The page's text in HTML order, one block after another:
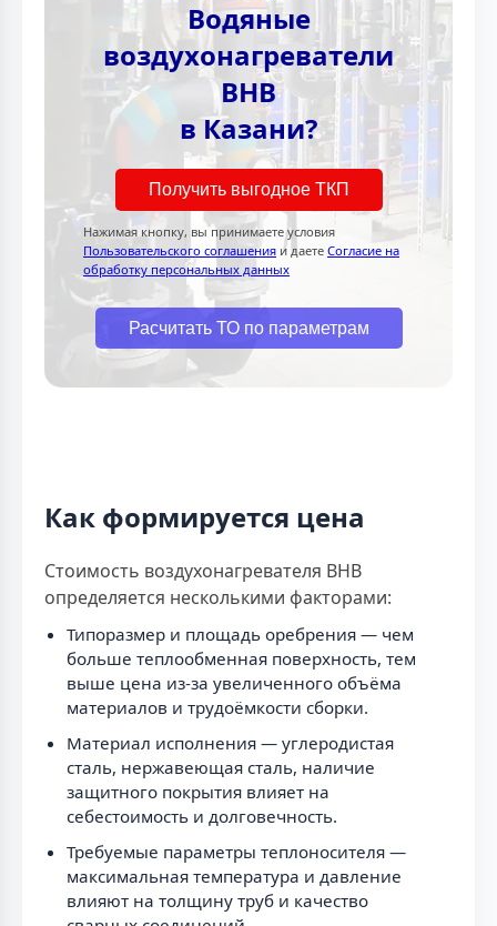
Водяные
воздухонагреватели
ВНВ
в Казани?
Получить выгодное ТКП
Нажимая кнопку, вы принимаете условия
Пользовательского соглашения и даете Согласие на
обработку персональных данных
Расчитать ТО по параметрам
Как формируется цена
Стоимость воздухонагревателя ВНВ
определяется несколькими факторами:
Типоразмер и площадь оребрения — чем
больше теплообменная поверхность, тем
выше цена из-за увеличенного объёма
материалов и трудоёмкости сборки.
Материал исполнения — углеродистая
сталь, нержавеющая сталь, наличие
защитного покрытия влияет на
себестоимость и долговечность.
Требуемые параметры теплоносителя —
максимальная температура и давление
влияют на толщину труб и качество